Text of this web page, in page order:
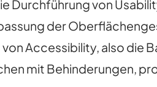
Durchführung von
der
Accessibility, also die
mit Behinderungen,